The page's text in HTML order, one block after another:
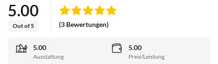
5.00
Out of 5 (3 Bewertungen)
5.00
Ausstattung
5.00
Preis/Leistung